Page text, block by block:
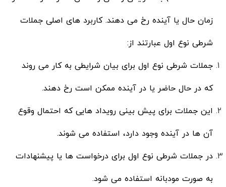
زمان حال یا آینده رخ می دهند. کاربرد های اصلی جملات
شرطی نوع اول عبارتند از:
جملات شرطی نوع اول برای بیان شرایطی به کار می روند
که در حال حاضر یا در آینده ممکن است رخ دهند.
این جملات برای پیش بینی رویداد هایی که احتمال وقوع
آن ها در آینده وجود دارد، استفاده می شوند.
در جملات شرطی نوع اول برای درخواست ها یا پیشنهادات
به صورت مودبانه استفاده می شود.